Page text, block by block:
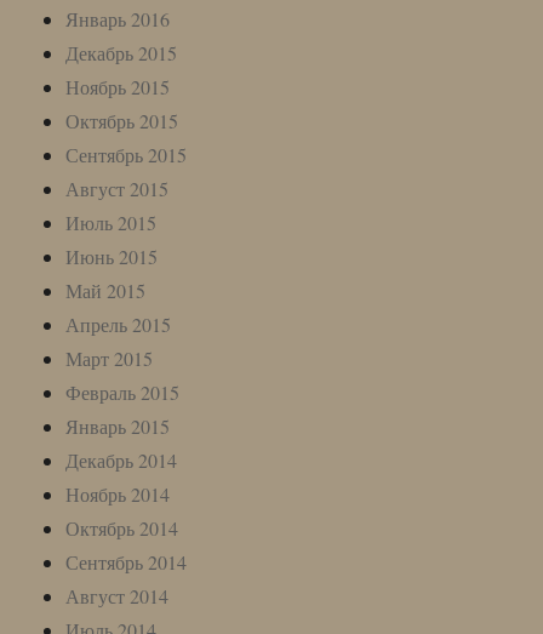
Январь 2016
Декабрь 2015
Ноябрь 2015
Октябрь 2015
Сентябрь 2015
Август 2015
Июль 2015
Июнь 2015
Май 2015
Апрель 2015
Март 2015
Февраль 2015
Январь 2015
Декабрь 2014
Ноябрь 2014
Октябрь 2014
Сентябрь 2014
Август 2014